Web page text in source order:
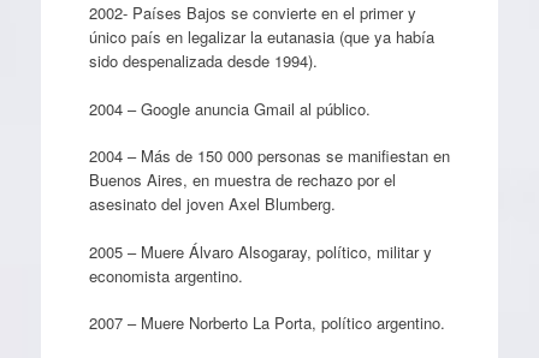
2002- Países Bajos se convierte en el primer y
único país en legalizar la eutanasia (que ya había
sido despenalizada desde 1994).
2004 – Google anuncia Gmail al público.
2004 – Más de 150 000 personas se manifiestan en
Buenos Aires, en muestra de rechazo por el
asesinato del joven Axel Blumberg.
2005 – Muere Álvaro Alsogaray, político, militar y
economista argentino.
2007 – Muere Norberto La Porta, político argentino.